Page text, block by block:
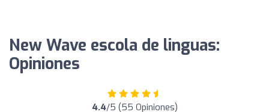
New Wave escola de linguas:
Opiniones
4.4/5 (55 Opiniones)